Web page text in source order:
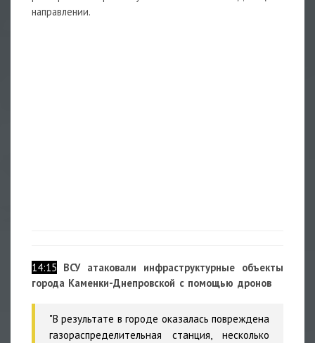
направлении.
14:15 ВСУ атаковали инфраструктурные объекты
города Каменки-Днепровской с помощью дронов
"В результате в городе оказалась повреждена
газораспределительная станция, несколько